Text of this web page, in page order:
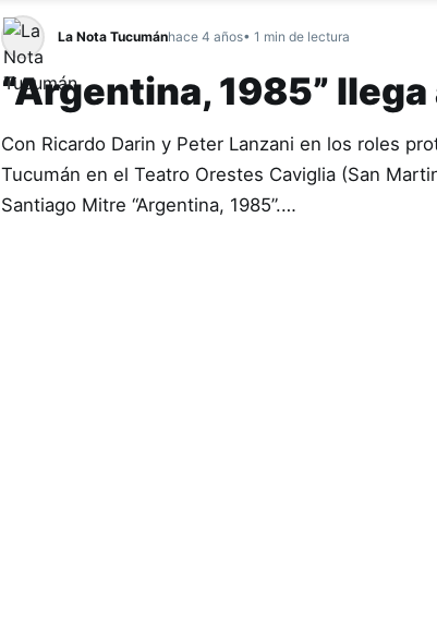
La Nota Tucumánhace 4 años• 1 min de lectura
“Argentina, 1985”
Con Ricardo Darin y Peter Lanzani en los roles
Tucumán en el Teatro Orestes Caviglia (San
Santiago Mitre “Argentina, 1985”.…